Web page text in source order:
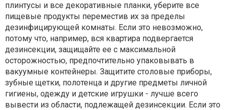
плинтусы и все декоративные планки, уберите все
пищевые продукты переместив их за пределы
дезинфицирующей комнаты. Если это невозможно,
потому что, например, вся квартира подвергается
дезинсекции, защищайте ее с максимальной
осторожностью, предпочтительно упаковывать в
вакуумные контейнеры. Защитите столовые приборы,
зубные щетки, полотенца и другие предметы личной
гигиены, одежду и детские игрушки - лучше всего
вывести из области, подлежащей дезинсекции. Если это